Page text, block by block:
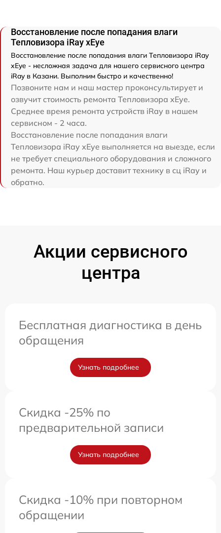
Восстановление после попадания влаги
Тепловизора iRay xEye
Восстановление после попадания влаги Тепловизора iRay
xEye - несложная задача для нашего сервисного центра
iRay в Казани. Выполним быстро и качественно!
Позвоните нам и наш мастер проконсультирует и
озвучит стоимость ремонта Тепловизора xEye.
Среднее время ремонта устройств iRay в нашем
сервисном - 2 часа.
Восстановление после попадания влаги
Тепловизора iRay xEye выполняется на выезде, если
не требует специального оборудования и сложного
ремонта. Наш курьер доставит технику в сц iRay и
обратно.
Акции сервисного
центра
Бесплатная диагностика в день
обращения
Узнать подробнее
Скидка -25% по
предварительной записи
Узнать подробнее
Скидка -10% при повторном
обращении